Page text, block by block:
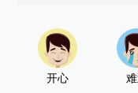
开心